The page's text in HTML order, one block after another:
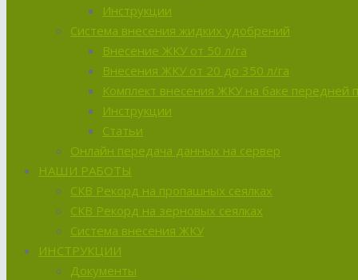
Инструкции
Система внесения жидких удобрений
Внесение ЖКУ от 50 л/га
Внесения ЖКУ от 20 до 350 л/га
Комплект внесения ЖКУ на баке передней
Инструкции
Статьи
Онлайн передача данных на сервер
НАШИ РАБОТЫ
СКВ Рекорд на пропашных сеялках
СКВ Рекорд на зерновых сеялках
Система внесения ЖКУ
ИНСТРУКЦИИ
Документы